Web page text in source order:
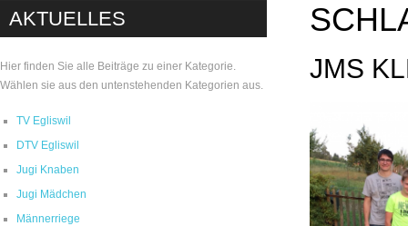
AKTUELLES
Hier finden Sie alle Beiträge zu einer Kategorie.
Wählen sie aus den untenstehenden Kategorien aus.
TV Egliswil
DTV Egliswil
Jugi Knaben
Jugi Mädchen
Männerriege
JMS